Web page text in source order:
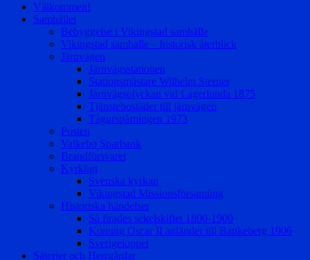
Välkommen!
Samhället
Bebyggelse i Vikingstad samhälle
Vikingstad samhälle – historisk återblick
Järnvägen
Järnvägsstationen
Stationsmästare Wilhelm Sterner
Järnvägsolyckan vid Lagerlunda 1875
Tjänstebostäder till järnvägen
Tågurspårningen 1973
Posten
Valkebo Sparbank
Brandförsvaret
Kyrkligt
Svenska kyrkan
Vikingstad Missionsförsamling
Historiska händelser
Så firades sekelskiftet 1800-1900
Konung Oscar II anländer till Bankeberg 1906
Sverigeloppet
Säterier och Herrgårdar